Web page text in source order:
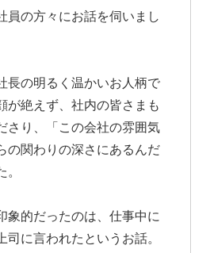
員の方々にお話を伺いまし
長の明るく温かいお人柄で
が絶えず、社内の皆さまも
さり、「この会社の雰囲気
の関わりの深さにあるんだ
象的だったのは、仕事中に
司に言われたというお話。